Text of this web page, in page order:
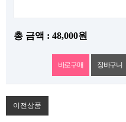
총 금액 : 48,000원
이전상품